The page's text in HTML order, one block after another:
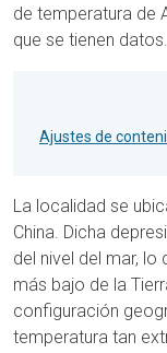
de temperatura de
que se tienen datos.
Ajustes de
La localidad se
China. Dicha
del nivel del mar, lo
más bajo de la
configuración
temperatura tan